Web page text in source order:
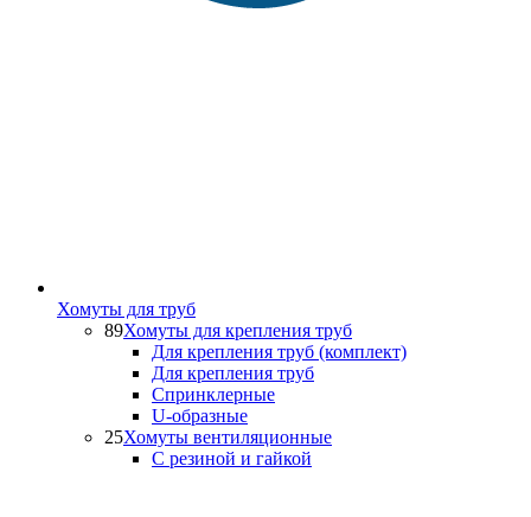
Хомуты для труб
89Хомуты для крепления труб
Для крепления труб (комплект)
Для крепления труб
Спринклерные
U-образные
25Хомуты вентиляционные
С резиной и гайкой